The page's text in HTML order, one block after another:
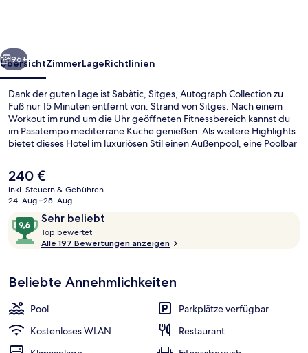
Weiter
96+
ÜbersichtZimmerLageRichtlinien
Dank der guten Lage ist Sabàtic, Sitges, Autograph Collection zu
Fuß nur 15 Minuten entfernt von: Strand von Sitges. Nach einem
Workout im rund um die Uhr geöffneten Fitnessbereich kannst du
im Pasatempo mediterrane Küche genießen. Als weitere Highlights
bietet dieses Hotel im luxuriösen Stil einen Außenpool, eine Poolbar
hilfsbereite Personal zu berichten.
Der
aktuelle
Preis
240 €.
240 €
inkl. Steuern & Gebühren
24. Aug.–25. Aug.
Bewertungen
Sehr beliebt
9,6
von
10,
beliebt
Top bewertet
o
b
r
Alle 197 Bewertungen anzeigen
Beliebte Annehmlichkeiten
Pool
Parkplätze verfügbar
Kostenloses WLAN
Restaurant